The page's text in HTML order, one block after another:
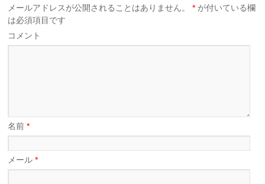
メールアドレスが公開されることはありません。 * が付いている欄
は必須項目です
コメント
名前*
メール*